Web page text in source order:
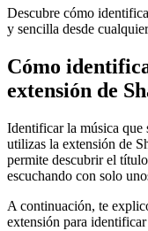
Descubre cómo
y sencilla desde
Cómo
extensión de
Identificar la música que
utilizas la extensión de
permite descubrir el
escuchando con solo
A continuación, te
extensión para